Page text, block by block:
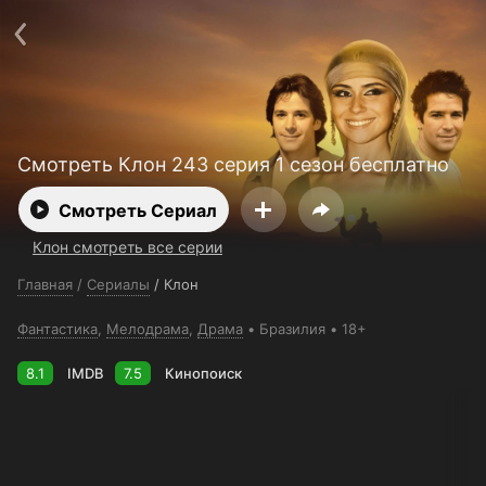
Смотреть Клон 243 серия 1 сезон бесплатно
Смотреть Сериал
Клон смотреть все серии
Главная / Сериалы / Клон
Фантастика Мелодрама Драма Бразилия 18+
8.1 IMDB 7.5 Кинопоиск
Пользовательское соглашение
Для партнёров
Ввести промокод
Бесплатные каналы Контакты